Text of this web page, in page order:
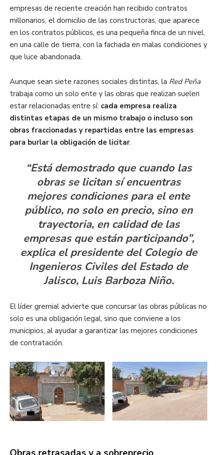
empresas de reciente creación han recibido contratos
millonarios, el domicilio de las constructoras, que aparece
en los contratos públicos, es una pequeña finca de un nivel,
en una calle de tierra, con la fachada en malas condiciones y
que luce abandonada.
Aunque sean siete razones sociales distintas, la Red Peña
trabaja como un solo ente y las obras que realizan suelen
estar relacionadas entre sí: cada empresa realiza
distintas etapas de un mismo trabajo o incluso son
obras fraccionadas y repartidas entre las empresas
para burlar la obligación de licitar.
“Está demostrado que cuando las
obras se licitan sí encuentras
mejores condiciones para el ente
público, no solo en precio, sino en
trayectoria, en calidad de las
empresas que están participando”,
explica el presidente del Colegio de
Ingenieros Civiles del Estado de
Jalisco, Luis Barboza Niño.
El líder gremial advierte que concursar las obras públicas no
solo es una obligación legal, sino que conviene a los
municipios, al ayudar a garantizar las mejores condiciones
de contratación.